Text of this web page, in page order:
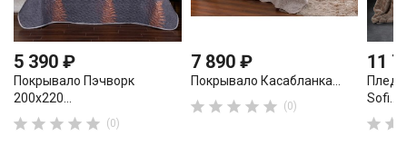
5 390 ₽
Покрывало Пэчворк
200х220...
     (0)
7 890 ₽
Покрывало Касабланка...
     (0)
11
Плед
Sofi...
 